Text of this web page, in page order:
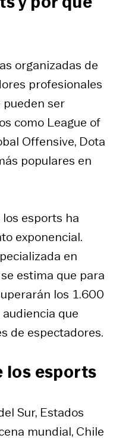
organizadas de
profesionales
ser
como League of
Offensive, Dota
populares en
esports ha
exponencial.
en
estima que para
los 1.600
que
de espectadores.​
los esports
Sur, Estados
mundial, Chile